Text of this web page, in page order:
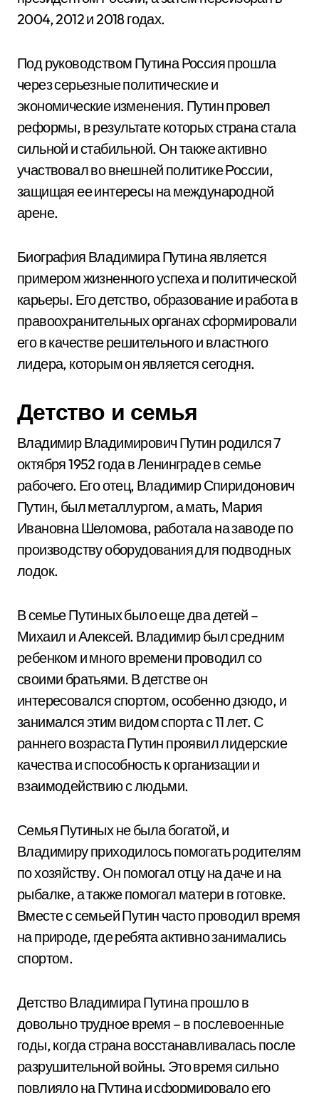
2004, 2012 и 2018 годах.
Под руководством Путина Россия прошла
через серьезные политические и
экономические изменения. Путин провел
реформы, в результате которых страна стала
сильной и стабильной. Он также активно
участвовал во внешней политике России,
защищая ее интересы на международной
арене.
Биография Владимира Путина является
примером жизненного успеха и политической
карьеры. Его детство, образование и работа в
правоохранительных органах сформировали
его в качестве решительного и властного
лидера, которым он является сегодня.
Детство и семья
Владимир Владимирович Путин родился 7
октября 1952 года в Ленинграде в семье
рабочего. Его отец, Владимир Спиридонович
Путин, был металлургом, а мать, Мария
Ивановна Шеломова, работала на заводе по
производству оборудования для подводных
лодок.
В семье Путиных было еще два детей –
Михаил и Алексей. Владимир был средним
ребенком и много времени проводил со
своими братьями. В детстве он
интересовался спортом, особенно дзюдо, и
занимался этим видом спорта с 11 лет. С
раннего возраста Путин проявил лидерские
качества и способность к организации и
взаимодействию с людьми.
Семья Путиных не была богатой, и
Владимиру приходилось помогать родителям
по хозяйству. Он помогал отцу на даче и на
рыбалке, а также помогал матери в готовке.
Вместе с семьей Путин часто проводил время
на природе, где ребята активно занимались
спортом.
Детство Владимира Путина прошло в
довольно трудное время – в послевоенные
годы, когда страна восстанавливалась после
разрушительной войны. Это время сильно
повлияло на Путина и сформировало его